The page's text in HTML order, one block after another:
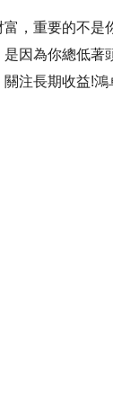
重要的不是
因為你總低
注長期收益!